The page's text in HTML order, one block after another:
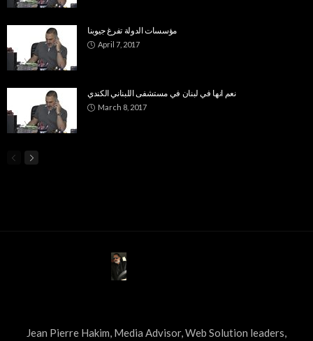
مؤسسات الدولة تفرغ جيوبنا
April 7, 2017
نعم انها في لبنان في مستشفى اللبناني الكندي
March 8, 2017
Jean Pierre Hakim, Media Advisor, Web Solution leaders,